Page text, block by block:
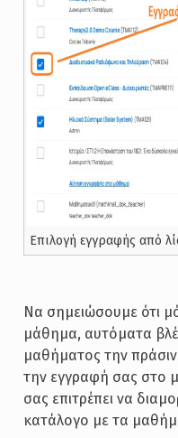
Επιλογή εγγραφής από
Να σημειώσουμε ότι
μάθημα, αυτόματα
μαθήματος την
την εγγραφή σας στο
σας επιτρέπει να
κατάλογο με τα